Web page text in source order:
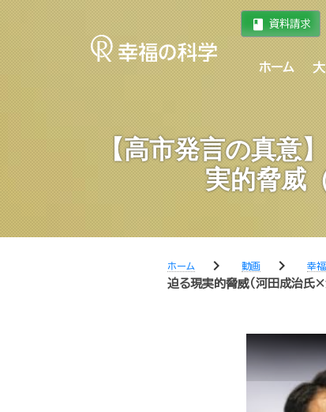
book 資料請求
ホーム
【高市発言の真意
実的脅威
ホーム chevron_right 動画 chevron_right 幸
迫る現実的脅威（河田成治氏×